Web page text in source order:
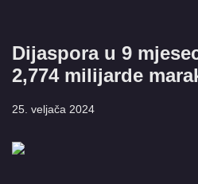
Dijaspora u 9
2,774 milijarde
25. veljača 2024